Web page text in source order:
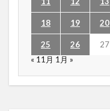
18 19 20
25 26 27
« 11月 1月 »